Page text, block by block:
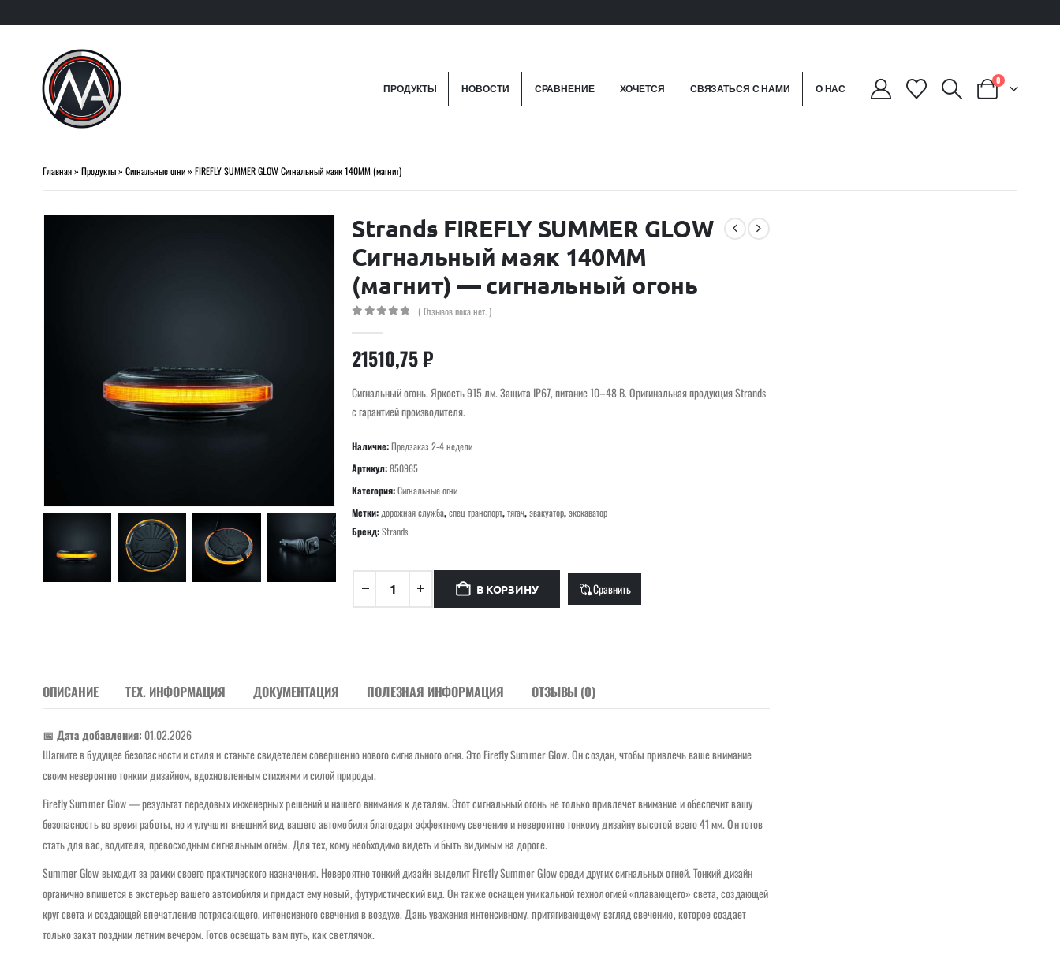
ПРОДУКТЫ НОВОСТИ СРАВНЕНИЕ ХОЧЕТСЯ СВЯЗАТЬСЯ С НАМИ О НАС
0
Главная» Продукты» Сигнальные огни» FIREFLY SUMMER GLOW Сигнальный маяк 140MM (магнит)
Strands FIREFLY SUMMER GLOW
Сигнальный маяк 140MM
(магнит) — сигнальный огонь
( Отзывов пока нет. )
21510,75₽
Сигнальный огонь. Яркость 915 лм. Защита IP67, питание 10–48 В. Оригинальная продукция Strands
с гарантией производителя.
Наличие:Предзаказ 2-4 недели
Артикул:850965
Категория:Сигнальные огни
Метки: дорожная служба,спец транспорт,тягач,эвакуатор,экскаватор
Бренд:Strands
В КОРЗИНУ Сравнить
ОПИСАНИЕ ТЕХ. ИНФОРМАЦИЯ ДОКУМЕНТАЦИЯ ПОЛЕЗНАЯ ИНФОРМАЦИЯ ОТЗЫВЫ (0)
📅 Дата добавления:01.02.2026
Шагните в будущее безопасности и стиля и станьте свидетелем совершенно нового сигнального огня. Это Firefly Summer Glow. Он создан, чтобы привлечь ваше внимание
своим невероятно тонким дизайном, вдохновленным стихиями и силой природы.
Firefly Summer Glow — результат передовых инженерных решений и нашего внимания к деталям. Этот сигнальный огонь не только привлечет внимание и обеспечит вашу
безопасность во время работы, но и улучшит внешний вид вашего автомобиля благодаря эффектному свечению и невероятно тонкому дизайну высотой всего 41 мм. Он готов
стать для вас, водителя, превосходным сигнальным огнём. Для тех, кому необходимо видеть и быть видимым на дороге.
Summer Glow выходит за рамки своего практического назначения. Невероятно тонкий дизайн выделит Firefly Summer Glow среди других сигнальных огней. Тонкий дизайн
органично впишется в экстерьер вашего автомобиля и придаст ему новый, футуристический вид. Он также оснащен уникальной технологией «плавающего» света, создающей
круг света и создающей впечатление потрясающего, интенсивного свечения в воздухе. Дань уважения интенсивному, притягивающему взгляд свечению, которое создает
только закат поздним летним вечером. Готов освещать вам путь, как светлячок.